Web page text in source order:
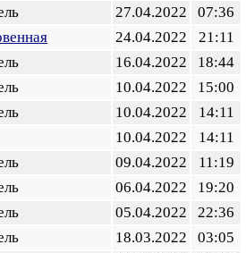
27.04.2022
07:36
24.04.2022
21:11
16.04.2022
18:44
10.04.2022
15:00
10.04.2022
14:11
10.04.2022
14:11
09.04.2022
11:19
06.04.2022
19:20
05.04.2022
22:36
18.03.2022
03:05